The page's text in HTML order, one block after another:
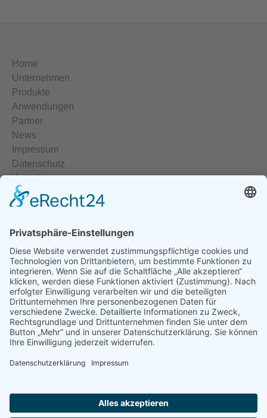
Home
Unternehmen
Produkte
Anwendungen
Partner
News
Impressum
Datenschutz
Kontakt
Temperiergeräte
Temperaturregler
Halbleiterrelais
Heisskanalregler
Temperatursensoren
Temperaturmessumformer